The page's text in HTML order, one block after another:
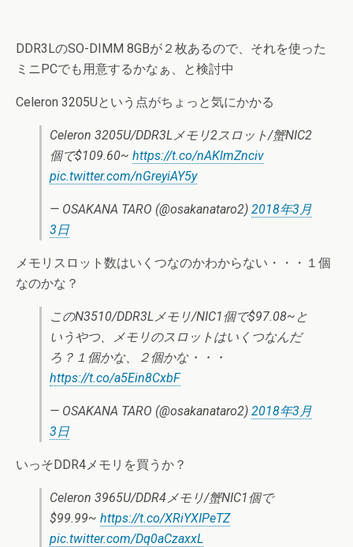
DDR3LのSO-DIMM 8GBが２枚あるので、それを使った
ミニPCでも用意するかなぁ、と検討中
Celeron 3205Uという点がちょっと気にかかる
Celeron 3205U/DDR3Lメモリ2スロット/蟹NIC2
個で$109.60~ https://t.co/nAKlmZnciv
pic.twitter.com/nGreyiAY5y
— OSAKANA TARO (@osakanataro2) 2018年3月
3日
メモリスロット数はいくつなのかわからない・・・１個
なのかな？
このN3510/DDR3Lメモリ/NIC1個で$97.08~と
いうやつ、メモリのスロットはいくつなんだ
ろ？１個かな、２個かな・・・
https://t.co/a5Ein8CxbF
— OSAKANA TARO (@osakanataro2) 2018年3月
3日
いっそDDR4メモリを買うか？
Celeron 3965U/DDR4メモリ/蟹NIC1個で
$99.99~ https://t.co/XRiYXIPeTZ
pic.twitter.com/Dq0aCzaxxL